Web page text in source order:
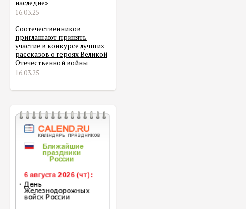
наследие»
16.03.25
Соотечественников
приглашают принять
участие в конкурсе лучших
рассказов о героях Великой
Отечественной войны
16.03.25